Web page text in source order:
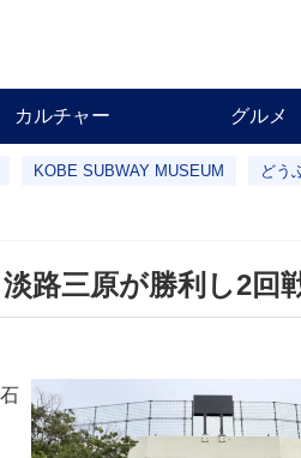
カルチャー グルメ
KOBE SUBWAY MUSEUM どう
路三原が勝利し2回